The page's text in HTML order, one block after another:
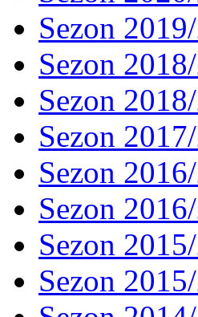
Sezon
Sezon
Sezon
Sezon
Sezon
Sezon
Sezon
Sezon